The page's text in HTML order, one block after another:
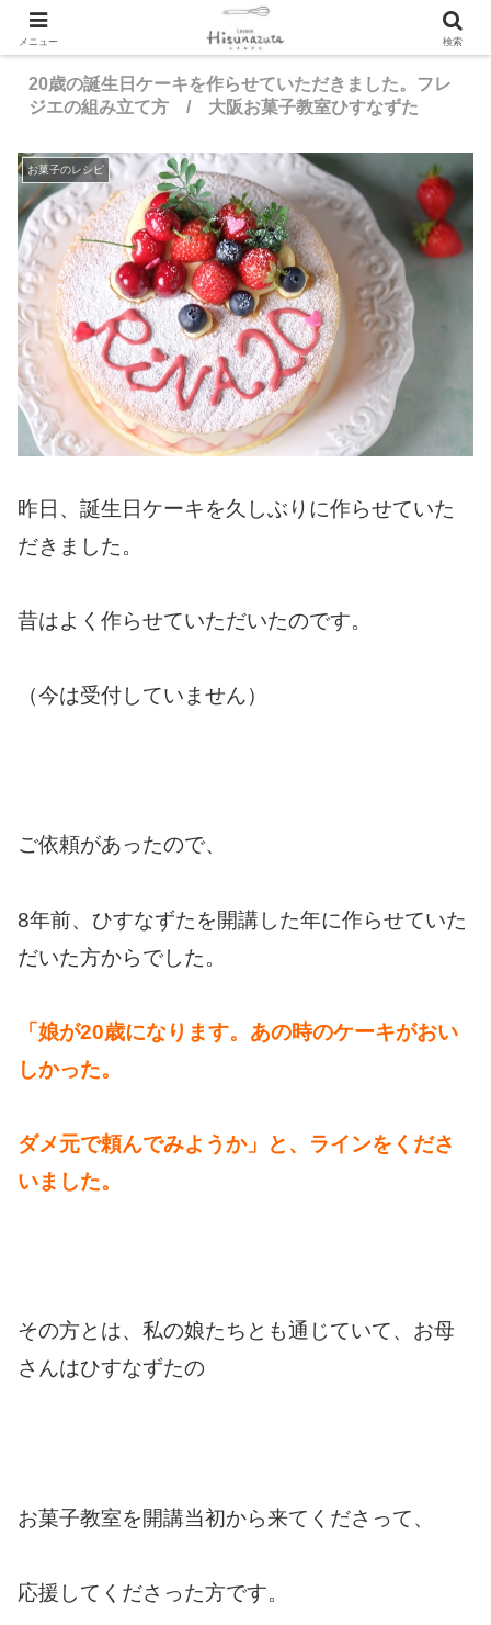
20歳の誕生日ケーキを作らせていただきました。フレ
ジエの組み立て方 / 大阪お菓子教室ひすなずた
お菓子のレシピ
昨日、誕生日ケーキを久しぶりに作らせていた
だきました。
昔はよく作らせていただいたのです。
（今は受付していません）
ご依頼があったので、
8年前、ひすなずたを開講した年に作らせていた
だいた方からでした。
「娘が20歳になります。あの時のケーキがおい
しかった。
ダメ元で頼んでみようか」と、ラインをくださ
いました。
その方とは、私の娘たちとも通じていて、お母
さんはひすなずたの
お菓子教室を開講当初から来てくださって、
応援してくださった方です。
メニュー 検索